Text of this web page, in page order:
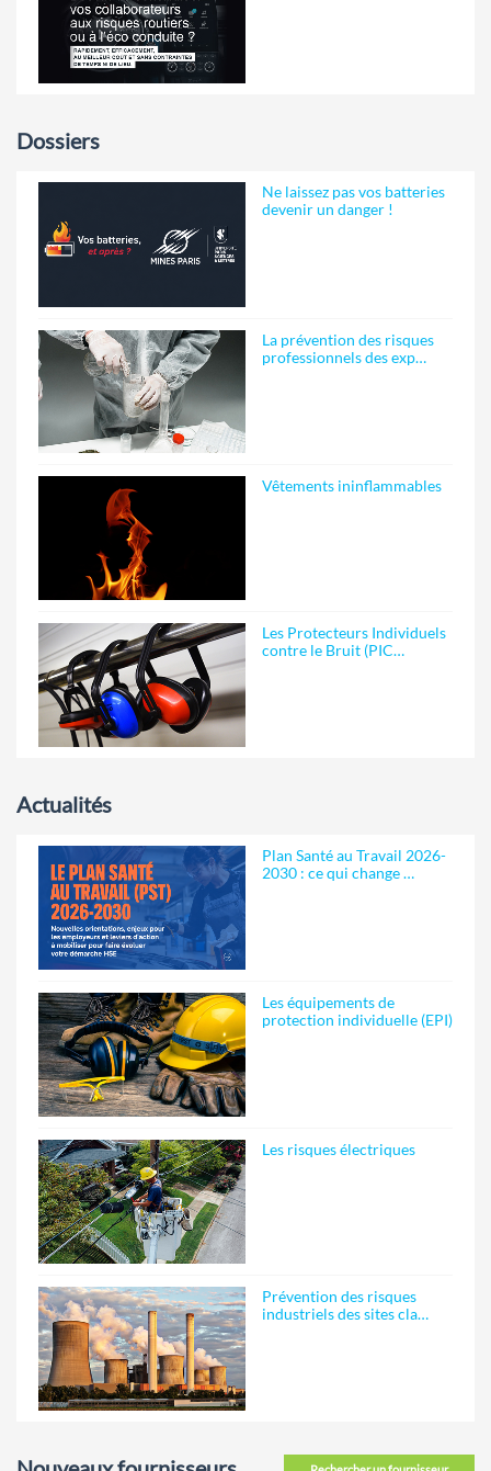
Dossiers
Ne laissez pas vos batteries
devenir un danger !
La prévention des risques
professionnels des exp…
Vêtements ininflammables
Les Protecteurs Individuels
contre le Bruit (PIC…
Actualités
Plan Santé au Travail 2026-
2030 : ce qui change …
Les équipements de
protection individuelle (EPI)
Les risques électriques
Prévention des risques
industriels des sites cla…